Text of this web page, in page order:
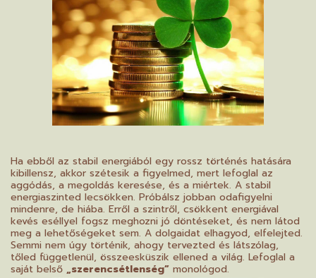
Ha ebből az stabil energiából egy rossz történés hatására
kibillensz, akkor szétesik a figyelmed, mert lefoglal az
aggódás, a megoldás keresése, és a miértek. A stabil
energiaszinted lecsökken. Próbálsz jobban odafigyelni
mindenre, de hiába. Erről a szintről, csökkent energiával
kevés eséllyel fogsz meghozni jó döntéseket, és nem látod
meg a lehetőségeket sem. A dolgaidat elhagyod, elfelejted.
Semmi nem úgy történik, ahogy tervezted és látszólag,
tőled függetlenül, összeesküszik ellened a világ. Lefoglal a
saját belső „szerencsétlenség” monológod.